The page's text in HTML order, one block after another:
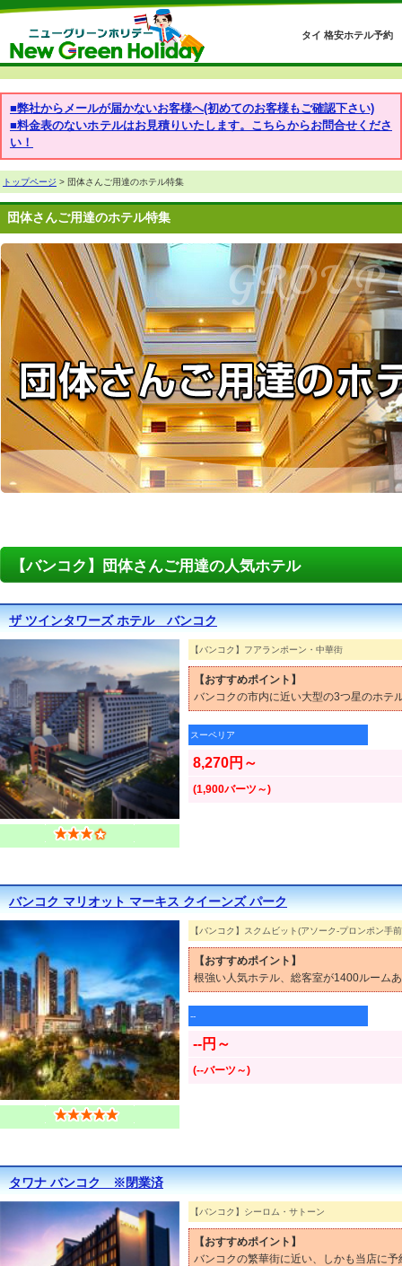
タイ 格安ホテル予約
■弊社からメールが届かないお客様へ(初めてのお客様もご確認下さい)
■料金表のないホテルはお見積りいたします。こちらからお問合せくださ
い！
トップページ > 団体さんご用達のホテル特集
団体さんご用達のホテル特集
【バンコク】団体さんご用達の人気ホテル
ザ ツインタワーズ ホテル バンコク
【バンコク】フアランポーン・中華街
【おすすめポイント】
バンコクの市内に近い大型の3つ星のホテ
スーペリア
8,270円～
(1,900バーツ～)
バンコク マリオット マーキス クイーンズ パーク
【バンコク】スクムビット(アソーク-プロンポン手
【おすすめポイント】
根強い人気ホテル、総客室が1400ルーム
--
--円～
(--バーツ～)
タワナ バンコク ※閉業済
【バンコク】シーロム・サトーン
【おすすめポイント】
バンコクの繁華街に近い、しかも当店に